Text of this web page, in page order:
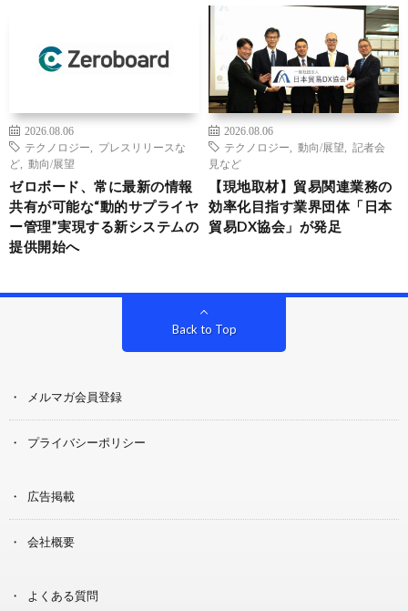
2026.08.06
テクノロジー
プレスリリースな
ど
動向/展望
ゼロボード、常に最新の情報
共有が可能な“動的サプライヤ
ー管理”実現する新システムの
提供開始へ
2026.08.06
テクノロジー
動向/展望
記者会
見など
【現地取材】貿易関連業務の
効率化目指す業界団体「日本
貿易DX協会」が発足
Back to Top
メルマガ会員登録
プライバシーポリシー
広告掲載
会社概要
よくある質問